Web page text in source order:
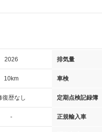
2026 排気量
10km 車検
復歴なし 定期点検記録簿
- 正規輸入車